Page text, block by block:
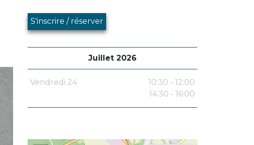
S'inscrire / réserver
Juillet 2026
Vendredi 24
10:30 - 12:00
14:30 - 16:00